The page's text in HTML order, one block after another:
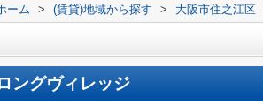
ーム > (賃貸)地域から探す > 大阪市住之江区
ングヴィレッジ